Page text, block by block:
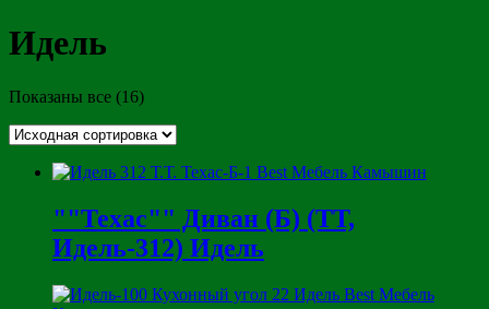
Идель
Показаны все (16)
""Техас"" Диван (Б) (ТТ,
Идель-312) Идель